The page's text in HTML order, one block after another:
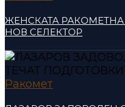
ЖЕНСКАТА
НОВ СЕЛЕКТОР
Ракомет